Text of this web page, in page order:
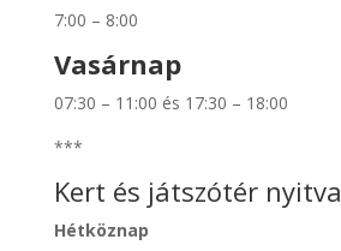
7:00 – 8:00
Vasárnap
07:30 – 11:00 és 17:30 – 18:00
***
Kert és játszótér nyitva
Hétköznap